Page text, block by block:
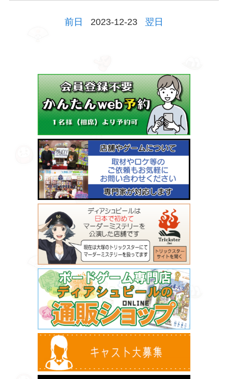
前日 2023-12-23 翌日